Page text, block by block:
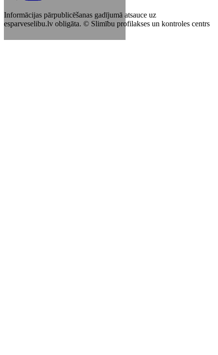
Informācijas pārpublicēšanas gadījumā atsauce uz
esparveselibu.lv obligāta. © Slimību profilakses un kontroles centrs